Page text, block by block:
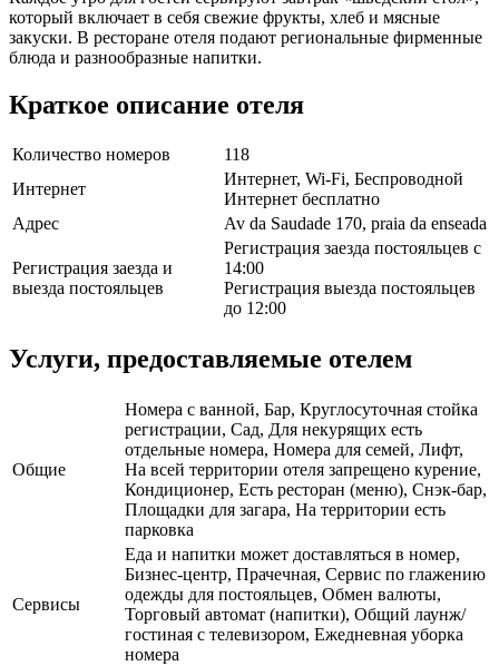
который включает в себя свежие фрукты, хлеб и мясные
закуски. В ресторане отеля подают региональные фирменные
блюда и разнообразные напитки.
Краткое описание отеля
Количество номеров
118
Интернет
Интернет, Wi-Fi, Беспроводной
Интернет бесплатно
Адрес
Av da Saudade 170, praia da enseada
Регистрация заезда и
выезда постояльцев
Регистрация заезда постояльцев с
14:00
Регистрация выезда постояльцев
до 12:00
Услуги, предоставляемые отелем
Общие
Номера с ванной, Бар, Круглосуточная стойка
регистрации, Сад, Для некурящих есть
отдельные номера, Номера для семей, Лифт,
На всей территории отеля запрещено курение,
Кондиционер, Есть ресторан (меню), Снэк-бар,
Площадки для загара, На территории есть
парковка
Сервисы
Еда и напитки может доставляться в номер,
Бизнес-центр, Прачечная, Сервис по глажению
одежды для постояльцев, Обмен валюты,
Торговый автомат (напитки), Общий лаунж/
гостиная с телевизором, Ежедневная уборка
номера